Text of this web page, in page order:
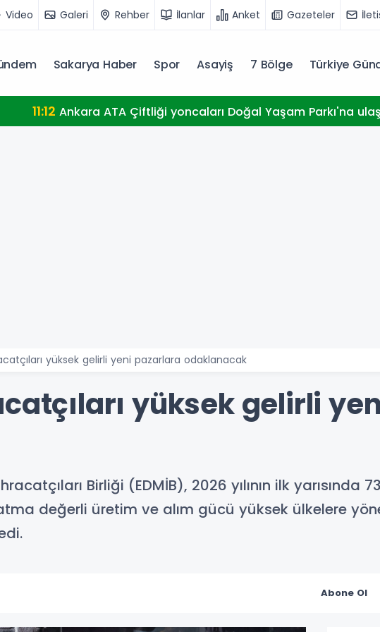
Video Galeri Rehber İlanlar Anket Gazeteler
Sakarya Haber Spor Asayiş 7 Bölge Türkiye
ATA Çiftliği yoncaları Doğal Yaşam Parkı'na ulaştırıldı
yüksek gelirli yeni pazarlara odaklanacak
yüksek gelirli
Birliği (EDMİB), 2026 yılının ilk yarısında
değerli üretim ve alım gücü yüksek ülkelere
Abone Ol